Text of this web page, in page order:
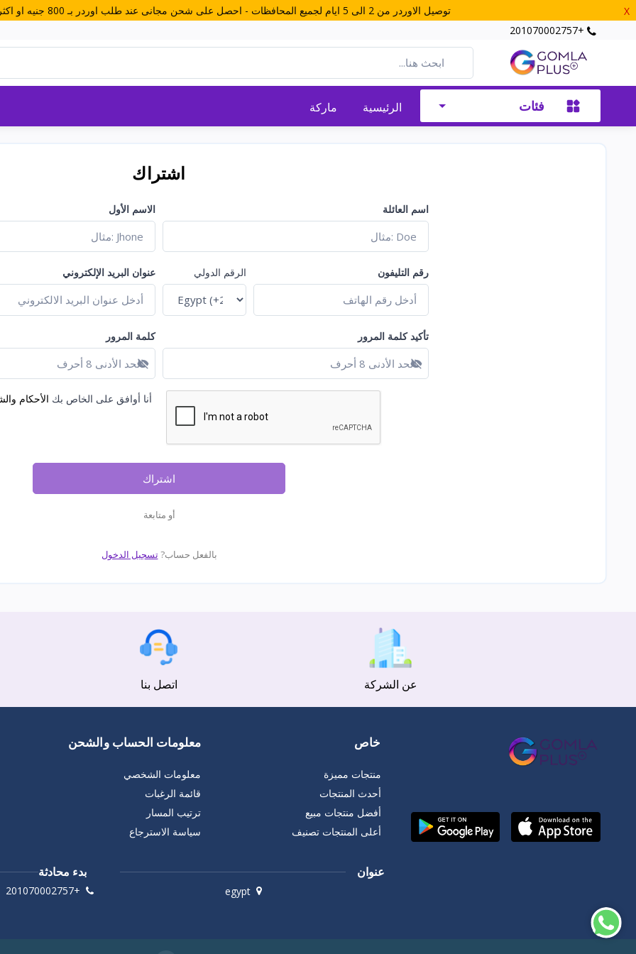
توصيل الاوردر من 2 الى 5 ايام لجميع المحافظات - احصل على شحن مجانى عند طلب اوردر بـ 800 جنيه او اكثر ( الحد الادني للاوردر 250 جنية )
X
+201070002757
فئات الرئيسية ماركة
اشتراك
الاسم الأول اسم العائلة
عنوان البريد الإلكتروني الرقم الدولي رقم التليفون
كلمة المرور
عرض كلمة المرور
تأكيد كلمة المرور
عرض كلمة المرور
أنا أوافق على الخاص بك الأحكام
اشتراك
أو متابعة
بالفعل حساب?تسجيل الدخول
عن الشركة اتصل بنا
خاص
منتجات مميزة
أحدث المنتجات
أفضل منتجات مبيع
أعلى المنتجات تصنيف
معلومات الحساب والشحن
معلومات الشخصي
قائمة الرغبات
ترتيب المسار
سياسة الاسترجاع
بدء محادثة
+201070002757
عنوان
egypt